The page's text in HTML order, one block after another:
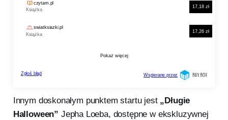
Innym doskonałym punktem startu jest „Długie
Halloween” Jepha Loeba, dostępne w ekskluzywnej